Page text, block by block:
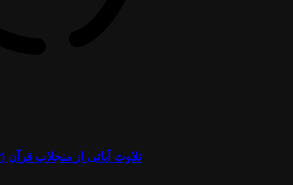
تلاوت آیاتی از منجلاب قرآن (۸۴) - آزادی بیان، تابوشکنی، بت‌شکنی – مرزها و محدودیت‌ها؟ - آزاد فارسانی